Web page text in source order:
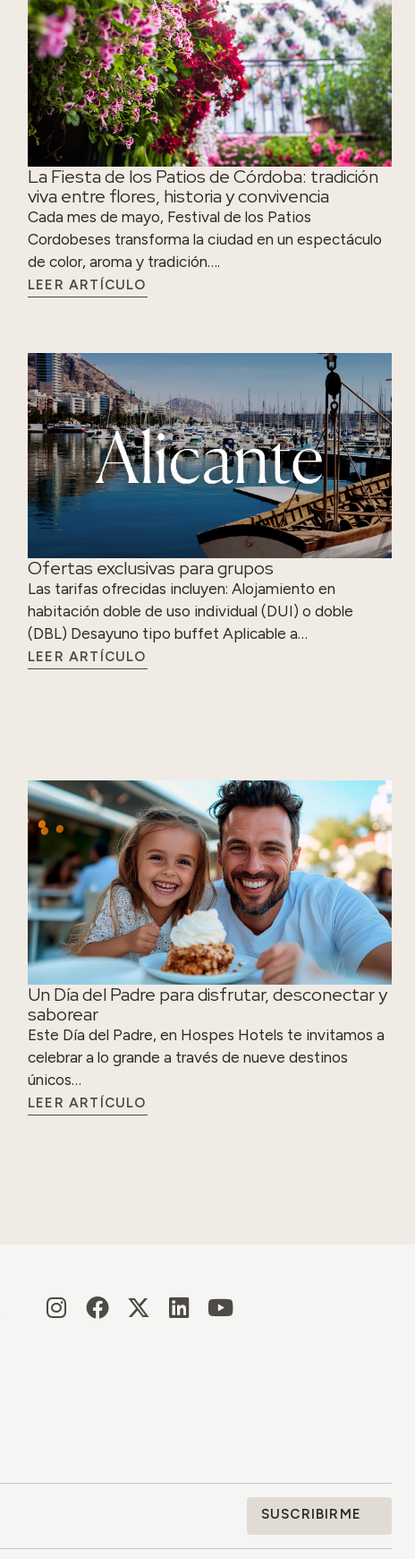
La Fiesta de los Patios de Córdoba: tradición
viva entre flores, historia y convivencia
Cada mes de mayo, Festival de los Patios
Cordobeses transforma la ciudad en un espectáculo
de color, aroma y tradición….
LEER ARTÍCULO
Ofertas exclusivas para grupos
Las tarifas ofrecidas incluyen: Alojamiento en
habitación doble de uso individual (DUI) o doble
(DBL) Desayuno tipo buffet Aplicable a…
LEER ARTÍCULO
Un Día del Padre para disfrutar, desconectar y
saborear
Este Día del Padre, en Hospes Hotels te invitamos a
celebrar a lo grande a través de nueve destinos
únicos…
LEER ARTÍCULO
SUSCRIBIRME